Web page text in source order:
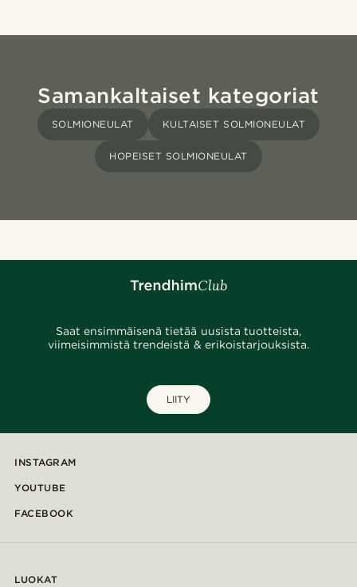
Samankaltaiset kategoriat
SOLMIONEULAT KULTAISET SOLMIONEULAT
HOPEISET SOLMIONEULAT
Saat ensimmäisenä tietää uusista tuotteista,
viimeisimmistä trendeistä & erikoistarjouksista.
LIITY
INSTAGRAM
YOUTUBE
FACEBOOK
LUOKAT